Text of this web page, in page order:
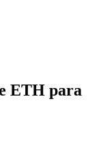
ETH para